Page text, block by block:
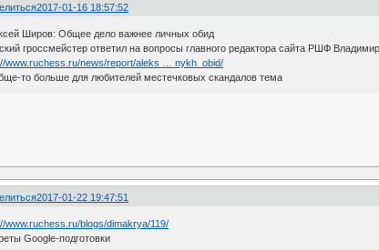
2017-01-16 18:57:52
Широв: Общее дело важнее личных обид
гроссмейстер ответил на вопросы главного редактора сайта РШФ
www.ruchess.ru/news/report/aleks … nykh_obid/
то больше для любителей местечковых скандалов тема
2017-01-22 19:47:51
www.ruchess.ru/blogs/dimakrya/119/
Google-подготовки